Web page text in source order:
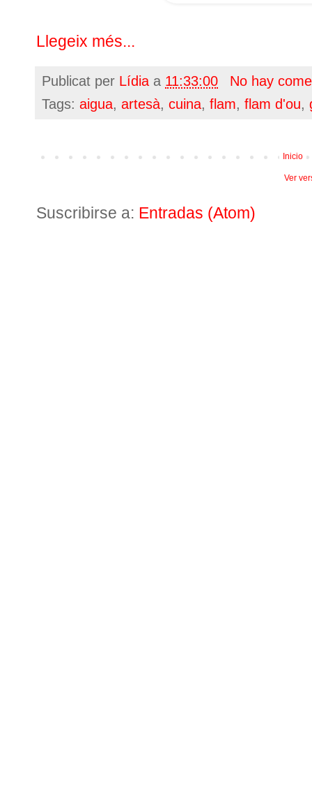
Llegeix més...
Publicat per Lídia a 11:33:00
No hay
Tags: aigua, artesà, cuina, flam, flam d'ou,
Inicio
Ver
Suscribirse a: Entradas (Atom)